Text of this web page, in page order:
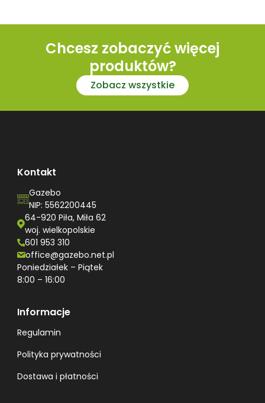
Chcesz zobaczyć więcej
produktów?
Zobacz wszystkie
Kontakt
Gazebo
NIP: 5562200445
64-920 Piła, Miła 62
woj. wielkopolskie
601 953 310
office@gazebo.net.pl
Poniedziałek – Piątek
8:00 – 16:00
Informacje
Regulamin
Polityka prywatności
Dostawa i płatności